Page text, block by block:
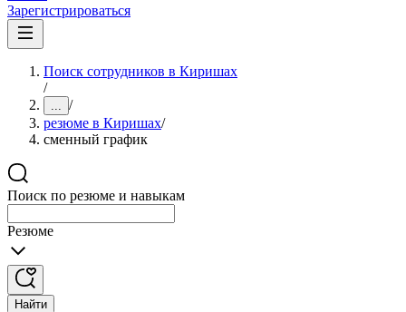
Зарегистрироваться
Поиск сотрудников в Киришах
/
... /
резюме в Киришах/
сменный график
Поиск по резюме и навыкам
Резюме
Найти